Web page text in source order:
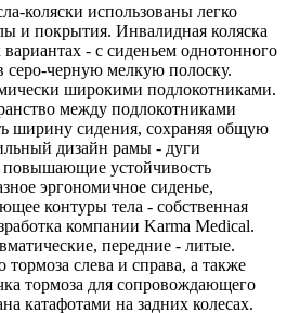
коляски использованы легко
и покрытия. Инвалидная коляска
вариантах - с сиденьем однотонного
серо-черную мелкую полоску.
широкими подлокотниками.
между подлокотниками
ширину сидения, сохраняя общую
дизайн рамы - дуги
устойчивость
эргономичное сиденье,
контуры тела - собственная
компании Karma Medical.
передние - литые.
тормоза слева и справа, а также
тормоза для сопровождающего
катафотами на задних колесах.